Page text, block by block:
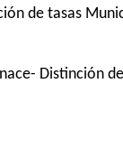
de tasas
Distinción